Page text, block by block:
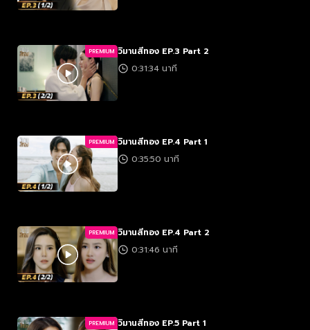
PREMIUM วิมานสีทอง EP.3 Part 2
0:31:34 นาที
PREMIUM วิมานสีทอง EP.4 Part 1
0:35:50 นาที
PREMIUM วิมานสีทอง EP.4 Part 2
0:31:46 นาที
PREMIUM วิมานสีทอง EP.5 Part 1